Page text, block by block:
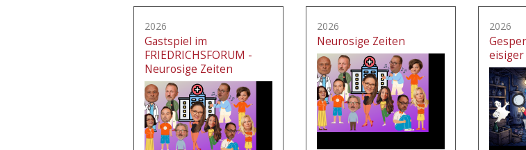
2026
Gastspiel im
FRIEDRICHSFORUM -
Neurosige Zeiten
2026
Neurosige Zeiten
2026